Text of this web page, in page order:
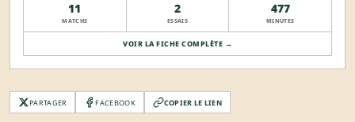
11
MATCHS
2
ESSAIS
477
MINUTES
VOIR LA FICHE COMPLÈTE →
PARTAGER FACEBOOK COPIER LE LIEN